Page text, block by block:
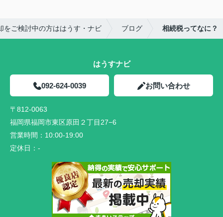
をご検討中の方ははうす・ナビ ブログ 相続税ってなに？
はうすナビ
092-624-0039 お問い合わせ
〒812-0063
福岡県福岡市東区原田２丁目27−6
営業時間： 10:00-19:00
定休日： -